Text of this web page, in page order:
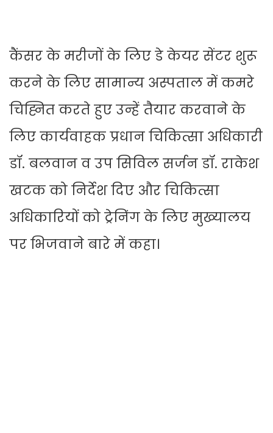
कैंसर के मरीजों के लिए डे केयर सेंटर शुरू
करने के लिए सामान्य अस्पताल में कमरे
चिह्नित करते हुए उन्हें तैयार करवाने के
लिए कार्यवाहक प्रधान चिकित्सा अधिकारी
डॉ. बलवान व उप सिविल सर्जन डॉ. राकेश
खटक को निर्देश दिए और चिकित्सा
अधिकारियों को ट्रेनिंग के लिए मुख्यालय
पर भिजवाने बारे में कहा।